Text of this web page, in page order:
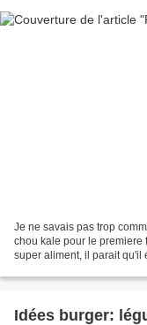
Je ne savais pas trop
chou kale pour le premiere
super aliment, il parait qu'il
Idées burger: